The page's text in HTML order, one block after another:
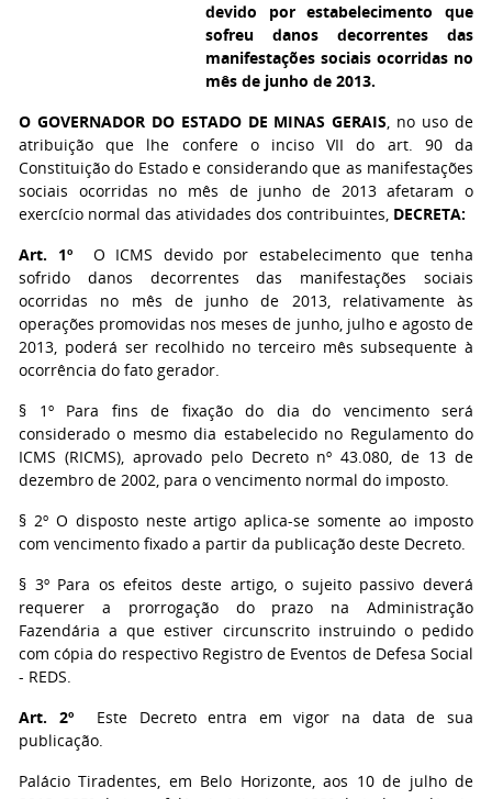
devido por estabelecimento que
sofreu danos decorrentes das
manifestações sociais ocorridas no
mês de junho de 2013.
O GOVERNADOR DO ESTADO DE MINAS GERAIS, no uso de
atribuição que lhe confere o inciso VII do art. 90 da
Constituição do Estado e considerando que as manifestações
sociais ocorridas no mês de junho de 2013 afetaram o
exercício normal das atividades dos contribuintes, DECRETA:
Art. 1ºO ICMS devido por estabelecimento que tenha
sofrido danos decorrentes das manifestações sociais
ocorridas no mês de junho de 2013, relativamente às
operações promovidas nos meses de junho, julho e agosto de
2013, poderá ser recolhido no terceiro mês subsequente à
ocorrência do fato gerador.
§ 1º Para fins de fixação do dia do vencimento será
considerado o mesmo dia estabelecido no Regulamento do
ICMS (RICMS), aprovado pelo Decreto nº 43.080, de 13 de
dezembro de 2002, para o vencimento normal do imposto.
§ 2º O disposto neste artigo aplica-se somente ao imposto
com vencimento fixado a partir da publicação deste Decreto.
§ 3º Para os efeitos deste artigo, o sujeito passivo deverá
requerer a prorrogação do prazo na Administração
Fazendária a que estiver circunscrito instruindo o pedido
com cópia do respectivo Registro de Eventos de Defesa Social
- REDS.
Art. 2ºEste Decreto entra em vigor na data de sua
publicação.
Palácio Tiradentes, em Belo Horizonte, aos 10 de julho de